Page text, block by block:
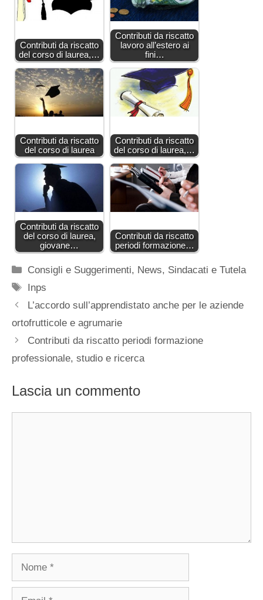
Contributi da riscatto
del corso di laurea,…
Contributi da riscatto
lavoro all’estero ai
fini…
Contributi da riscatto
del corso di laurea
Contributi da riscatto
del corso di laurea,…
Contributi da riscatto
del corso di laurea,
giovane…
Contributi da riscatto
periodi formazione…
Categorie
Consigli e Suggerimenti, News, Sindacati e Tutela
Tag
Inps
L’accordo sull’apprendistato anche per le aziende
ortofrutticole e agrumarie
Contributi da riscatto periodi formazione
professionale, studio e ricerca
Lascia un commento
Nome
Email